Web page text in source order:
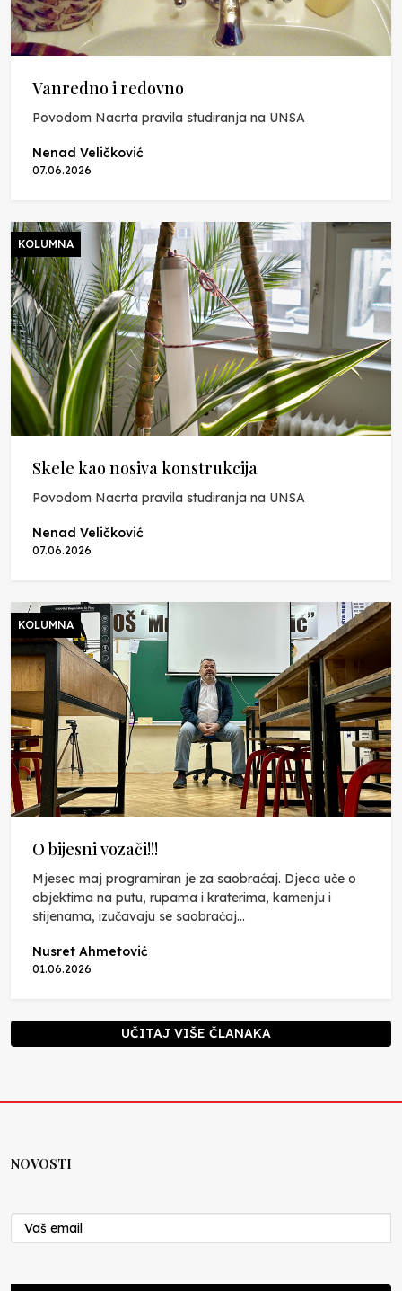
Vanredno i redovno
Povodom Nacrta pravila studiranja na UNSA
Nenad Veličković
07.06.2026
KOLUMNA
Skele kao nosiva konstrukcija
Povodom Nacrta pravila studiranja na UNSA
Nenad Veličković
07.06.2026
KOLUMNA
O bijesni vozači!!!
Mjesec maj programiran je za saobraćaj. Djeca uče o
objektima na putu, rupama i kraterima, kamenju i
stijenama, izučavaju se saobraćaj...
Nusret Ahmetović
01.06.2026
UČITAJ VIŠE ČLANAKA
NOVOSTI